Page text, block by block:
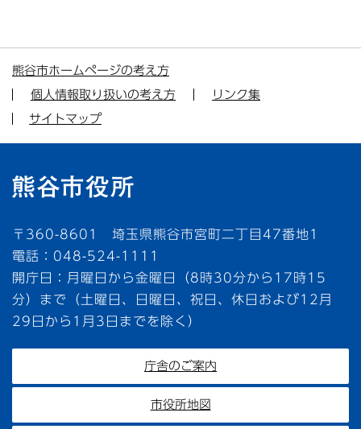
熊谷市ホームページの考え方
個人情報取り扱いの考え方
リンク集
サイトマップ
〒360-8601 埼玉県熊谷市宮町二丁目47番地1
電話：048-524-1111
開庁日：月曜日から金曜日（8時30分から17時15
分）まで（土曜日、日曜日、祝日、休日および12月
29日から1月3日までを除く）
庁舎のご案内
市役所地図